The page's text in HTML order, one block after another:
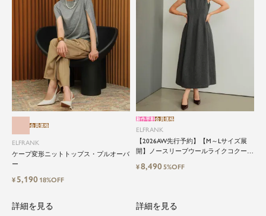
ELFRANK
ケープ変形ニットトップス・プルオーバ
ー
会員価格
¥5,190 18%OFF
ELFRANK
【2026AW先行予約】【M～Lサイズ展
開】ノースリーブウールライクコクーン
新作早割会員価格
¥8,4905%OFF
詳細を見る
詳細を見る